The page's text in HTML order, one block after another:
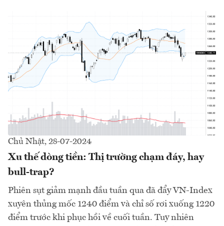
Chủ Nhật, 28-07-2024
Xu thế dòng tiền: Thị trường chạm đáy, hay
bull-trap?
Phiên sụt giảm mạnh đầu tuần qua đã đẩy VN-Index
xuyên thủng mốc 1240 điểm và chỉ số rơi xuống 1220
điểm trước khi phục hồi về cuối tuần. Tuy nhiên